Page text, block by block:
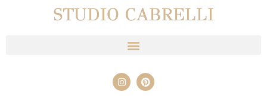
STUDIO CABRELLI